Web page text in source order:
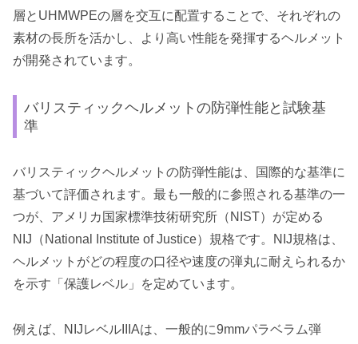
層とUHMWPEの層を交互に配置することで、それぞれの
素材の長所を活かし、より高い性能を発揮するヘルメット
が開発されています。
バリスティックヘルメットの防弾性能と試験基
準
バリスティックヘルメットの防弾性能は、国際的な基準に
基づいて評価されます。最も一般的に参照される基準の一
つが、アメリカ国家標準技術研究所（NIST）が定める
NIJ（National Institute of Justice）規格です。NIJ規格は、
ヘルメットがどの程度の口径や速度の弾丸に耐えられるか
を示す「保護レベル」を定めています。
例えば、NIJレベルIIIAは、一般的に9mmパラベラム弾